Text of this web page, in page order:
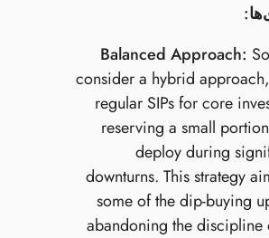
Balanced Approach:
consider a hybrid
regular SIPs for core
reserving a small
deploy during
downturns. This strategy
some of the dip-buying
abandoning the discipline